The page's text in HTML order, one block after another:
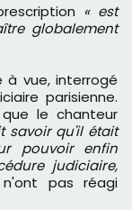
« est
globalement
à vue, interrogé
parisienne.
le chanteur
savoir qu'il était
pouvoir enfin
judiciaire,
pas réagi